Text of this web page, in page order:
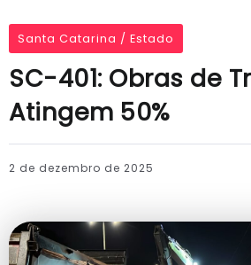
Santa Catarina / Estado
SC-401: Obras de
Atingem 50%
2 de dezembro de 2025